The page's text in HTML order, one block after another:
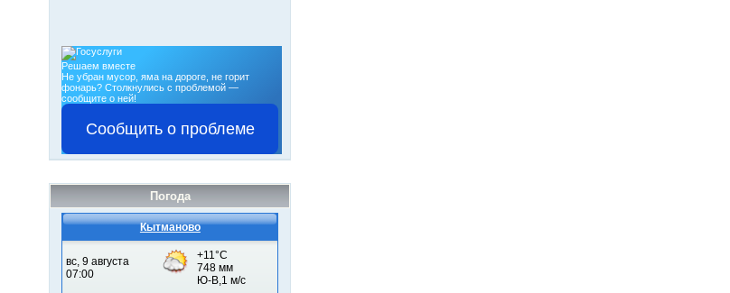
Решаем вместе
Не убран мусор, яма на дороге, не горит
фонарь?Столкнулись с проблемой —
сообщите о ней!
Сообщить о проблеме
Погода
Кытманово